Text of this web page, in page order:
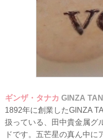
ギンザ・タナカ GINZA
1892年に創業したGINZA
扱っている、田中貴金属グ
ドです。五芒星の真ん中に